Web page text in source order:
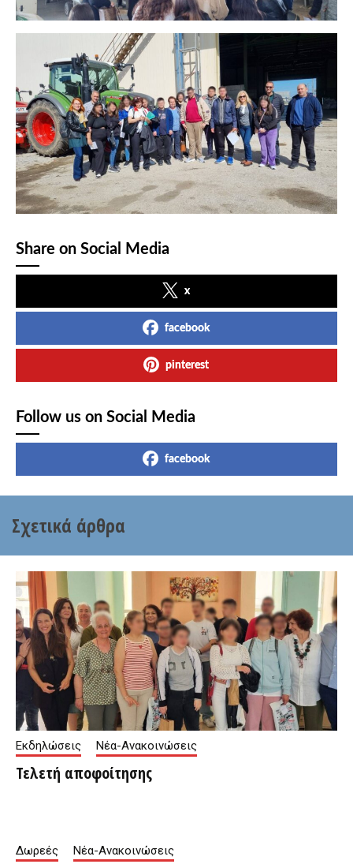
Share on Social Media
x
facebook
pinterest
Follow us on Social Media
facebook
Σχετικά άρθρα
Εκδηλώσεις Νέα-Ανακοινώσεις
Τελετή αποφοίτησης
Δωρεές Νέα-Ανακοινώσεις